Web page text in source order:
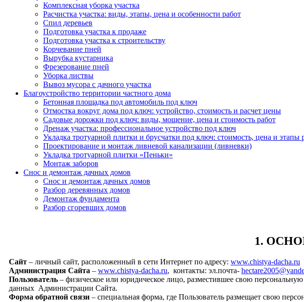
Комплексная уборка участка
Расчистка участка: виды, этапы, цена и особенности работ
Спил деревьев
Подготовка участка к продаже
Подготовка участка к строительству
Корчевание пней
Вырубка кустарника
Фрезерование пней
Уборка листвы
Вывоз мусора с дачного участка
Благоустройство территории частного дома
Бетонная площадка под автомобиль под ключ
Отмостка вокруг дома под ключ: устройство, стоимость и расчет цены
Садовые дорожки под ключ: виды, мощение, цена и стоимость работ
Дренаж участка: профессиональное устройство под ключ
Укладка тротуарной плитки и брусчатки под ключ: стоимость, цена и этапы
Проектирование и монтаж ливневой канализации (ливневки)
Укладка тротуарной плитки «Пеньки»
Монтаж заборов
Снос и демонтаж дачных домов
Снос и демонтаж дачных домов
Разбор деревянных домов
Демонтаж фундамента
Разбор сгоревших домов
1.
Сайт – личный сайт, расположенный в сети Интернет по адресу: www.chistya-dacha.ru
Администрация Сайта – www.chistya-dacha.ru, контакты: эл.почта-
Пользователь – физическое или юридическое лицо, разместившее свою
данных Администрации Сайта.
Форма обратной связи – специальная форма, где Пользователь размещает свою